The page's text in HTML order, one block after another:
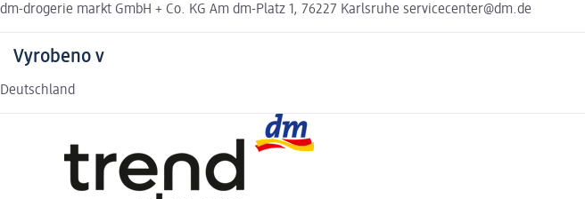
dm-drogerie markt GmbH + Co. KG Am dm-Platz 1, 76227 Karlsruhe servicecenter@dm.de
Vyrobeno v
Deutschland